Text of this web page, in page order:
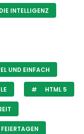
INTELLIGENZ
UND EINFACH
HTML 5